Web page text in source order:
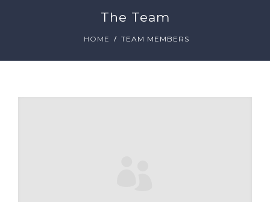
The Team
HOME TEAM MEMBERS